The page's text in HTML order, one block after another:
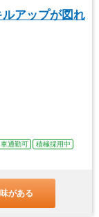
ルアップが図れ
車通勤可
積極採用中
がある